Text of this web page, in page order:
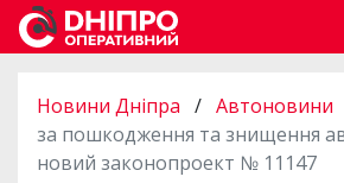
Новини Дніпра / Автоновини
за пошкодження та знищення
новий законопроект № 11147